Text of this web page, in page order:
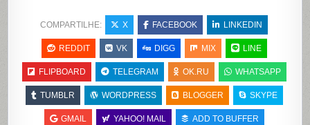
COMPARTILHE: X FACEBOOK LINKEDIN
REDDIT VK DIGG MIX LINE
FLIPBOARD TELEGRAM OK.RU WHATSAPP
TUMBLR WORDPRESS BLOGGER SKYPE
GMAIL YAHOO! MAIL ADD TO BUFFER